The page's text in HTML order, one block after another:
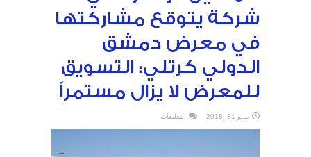
شركة يتوقع مشاركتها
في معرض دمشق
الدولي كرتلي: التسويق
للمعرض لا يزال مستمراً
مايو 31, 2018 التعليقات
دولة